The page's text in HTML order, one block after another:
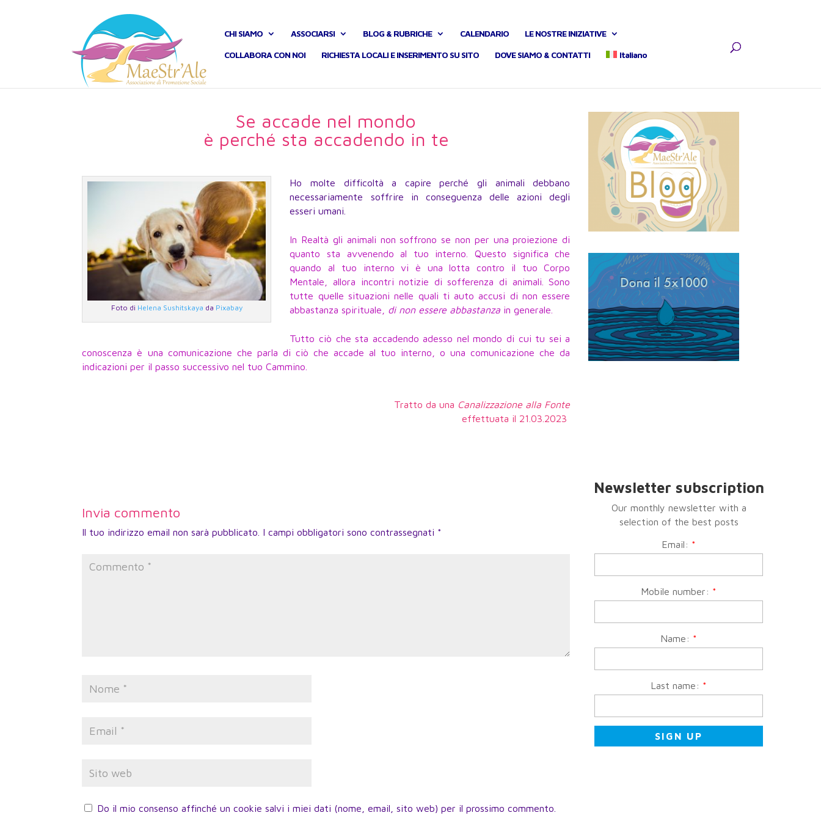
CHI SIAMO ASSOCIARSI BLOG & RUBRICHE CALENDARIO LE NOSTRE INIZIATIVE
COLLABORA CON NOI RICHIESTA LOCALI E INSERIMENTO SU SITO DOVE SIAMO & CONTATTI Italiano
Se accade nel mondo
è perché sta accadendo in te
Foto di Helena Sushitskaya da Pixabay
Ho molte difficoltà a capire perché gli animali debbano
necessariamente soffrire in conseguenza delle azioni degli
esseri umani.
In Realtà gli animali non soffrono se non per una proiezione di
quanto sta avvenendo al tuo interno. Questo significa che
quando al tuo interno vi è una lotta contro il tuo Corpo
Mentale, allora incontri notizie di sofferenza di animali. Sono
tutte quelle situazioni nelle quali ti auto accusi di non essere
abbastanza spirituale, di non essere abbastanza in generale.
Tutto ciò che sta accadendo adesso nel mondo di cui tu sei a
conoscenza è una comunicazione che parla di ciò che accade al tuo interno, o una comunicazione che da
indicazioni per il passo successivo nel tuo Cammino.
Tratto da una Canalizzazione alla Fonte
effettuata il 21.03.2023
Invia commento
Il tuo indirizzo email non sarà pubblicato. I campi obbligatori sono contrassegnati *
Do il mio consenso affinché un cookie salvi i miei dati (nome, email, sito web) per il prossimo commento.
Newsletter subscription
Our monthly newsletter with a
selection of the best posts
Email: *
Mobile number: *
Name: *
Last name: *